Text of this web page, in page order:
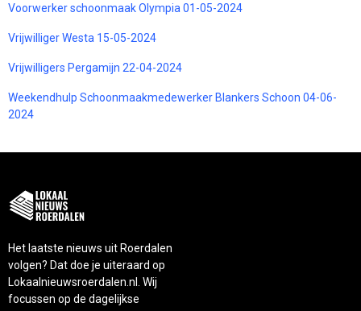
Voorwerker schoonmaak Olympia 01-05-2024
Vrijwilliger Westa 15-05-2024
Vrijwilligers Pergamijn 22-04-2024
Weekendhulp Schoonmaakmedewerker Blankers Schoon 04-06-
2024
Het laatste nieuws uit Roerdalen
volgen? Dat doe je uiteraard op
Lokaalnieuwsroerdalen.nl. Wij
focussen op de dagelijkse